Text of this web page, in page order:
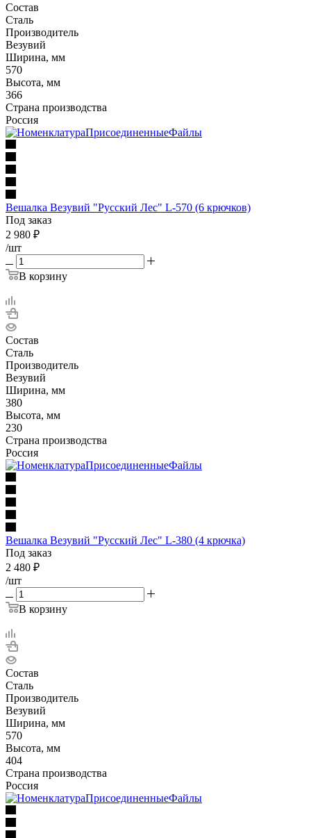
Состав
Сталь
Производитель
Везувий
Ширина, мм
570
Высота, мм
366
Страна производства
Россия
Вешалка Везувий "Русский Лес" L-570 (6 крючков)
Под заказ
2 980 ₽
/шт
В корзину
Состав
Сталь
Производитель
Везувий
Ширина, мм
380
Высота, мм
230
Страна производства
Россия
Вешалка Везувий "Русский Лес" L-380 (4 крючка)
Под заказ
2 480 ₽
/шт
В корзину
Состав
Сталь
Производитель
Везувий
Ширина, мм
570
Высота, мм
404
Страна производства
Россия